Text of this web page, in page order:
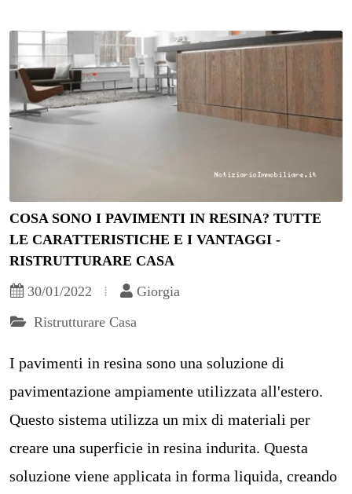
COSA SONO I PAVIMENTI IN RESINA? TUTTE
LE CARATTERISTICHE E I VANTAGGI -
RISTRUTTURARE CASA
30/01/2022
Giorgia
Ristrutturare Casa
I pavimenti in resina sono una soluzione di
pavimentazione ampiamente utilizzata all'estero.
Questo sistema utilizza un mix di materiali per
creare una superficie in resina indurita. Questa
soluzione viene applicata in forma liquida, creando